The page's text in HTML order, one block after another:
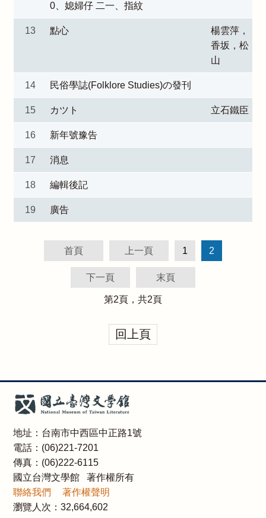
0、媳婦仔 二一、指紋
13 點心
楊雲萍，
香坂，松
山
14 民俗學誌(Folklore Studies)の發刊
15 カツト 立石鐵臣
16 新年號豫告
17 消息
18 編輯後記
19 廣告
首頁 上一頁 1 2
下一頁 末頁
第2頁，共2頁
回上頁
地址：台南市中西區中正路1號
電話：(06)221-7201
傳真：(06)222-6115
國立台灣文學館 著作權所有
聯絡我們
著作權聲明
瀏覽人次：32,664,602